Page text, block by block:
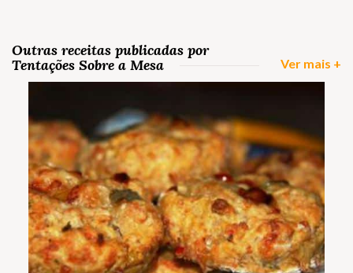
Outras receitas publicadas por
Tentações Sobre a Mesa
Ver mais +